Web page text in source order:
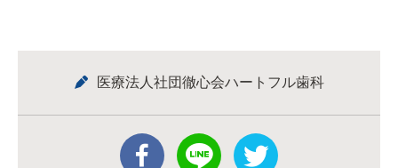
医療法人社団徹心会ハートフル歯科